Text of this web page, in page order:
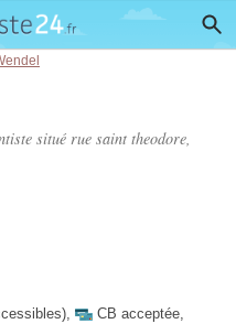
situé rue saint theodore,
, CB acceptée,